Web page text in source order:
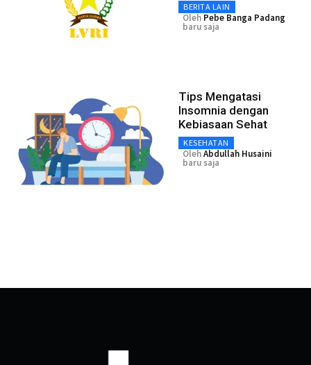
BERITA LAIN
Oleh Pebe Banga Padang
baru saja
Tips Mengatasi
Insomnia dengan
Kebiasaan Sehat
KESEHATAN
OlehAbdullah Husaini
baru saja